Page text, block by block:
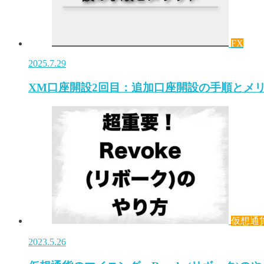
FX
2025.7.29
XM口座開設2回目：追加口座開設の手順とメ
仮想通
2023.5.26